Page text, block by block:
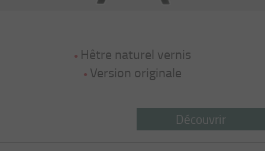
Hêtre naturel vernis
Version originale
Découvrir